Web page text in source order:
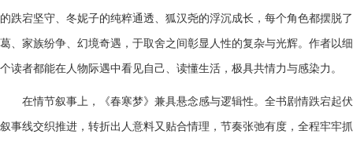
的跌宕坚守、冬妮子的纯粹通透、狐汉尧的浮沉成长，每个角色都摆脱
葛、家族纷争、幻境奇遇，于取舍之间彰显人性的复杂与光辉。作者以
个读者都能在人物际遇中看见自己、读懂生活，极具共情力与感染力。
在情节叙事上，《春寒梦》兼具悬念感与逻辑性。全书剧情跌宕起
叙事线交织推进，转折出人意料又贴合情理，节奏张弛有度，全程牢牢